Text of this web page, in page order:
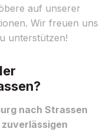
auf unserer
Wir freuen uns
unterstützen!
nach Strassen